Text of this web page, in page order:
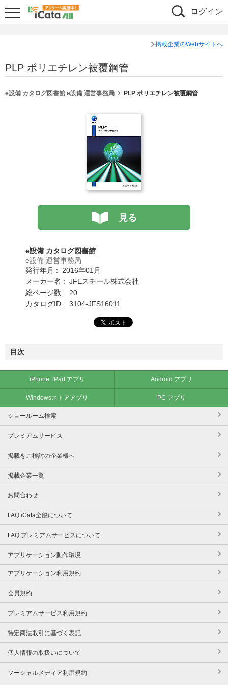
ログイン
掲載企業のWebサイトへ
PLP ポリエチレン被覆鋼管
e設備 カタログ図書館 e設備 運営事務局 PLP ポリエチレン被覆鋼管
見る
e設備 カタログ図書館
e設備 運営事務局
発行年月 : 2016年01月
メーカー名 : JFEスチール株式会社
総ページ数 : 20
カタログID : 3104-JFS16011
目次
iPhone･iPad アプリ Android アプリ
Windowsストアアプリ PC アプリ
ショールーム検索
プレミアムサービス
掲載をご検討の企業様へ
掲載企業一覧
お問合わせ
FAQ iCata全般について
FAQ プレミアムサービスについて
アプリケーション動作環境
アプリケーション利用規約
会員規約
プレミアムサービス利用規約
特定商法取引に基づく表記
個人情報の取扱いについて
ソーシャルメディア利用規約